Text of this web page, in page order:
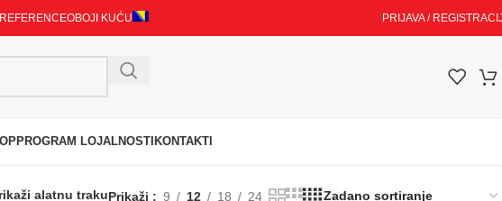
REFERENCEOBOJI KUĆU PRIJAVA /
PROGRAM LOJALNOSTI KONTAKTI
alatnu trakuPrikaži 9 12 18 24